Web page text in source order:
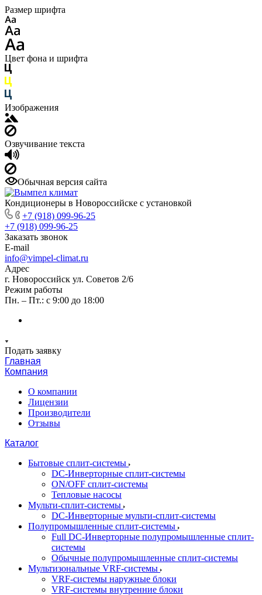
Размер шрифта
Цвет фона и шрифта
Изображения
Озвучивание текста
Обычная версия сайта
Кондиционеры в Новороссийске с установкой
+7 (918) 099-96-25
+7 (918) 099-96-25
Заказать звонок
E-mail
info@vimpel-climat.ru
Адрес
г. Новороссийск ул. Советов 2/6
Режим работы
Пн. – Пт.: с 9:00 до 18:00
Подать заявку
Главная
Компания
О компании
Лицензии
Производители
Отзывы
Каталог
Бытовые сплит-системы
DC-Инверторные сплит-системы
ON/OFF сплит-системы
Тепловые насосы
Мульти-сплит-системы
DC-Инверторные мульти-сплит-системы
Полупромышленные сплит-системы
Full DC-Инверторные полупромышленные сплит-
системы
Обычные полупромышленные сплит-системы
Мультизональные VRF-системы
VRF-системы наружные блоки
VRF-системы внутренние блоки